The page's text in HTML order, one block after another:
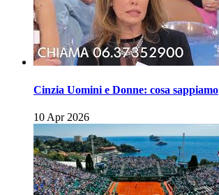
Cinzia Uomini e Donne: cosa sappiamo
10 Apr 2026